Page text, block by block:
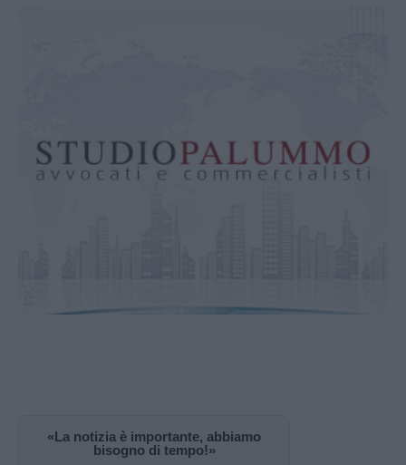
«La notizia è importante, abbiamo
bisogno di tempo!»